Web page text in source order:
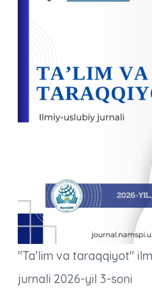
"Ta'lim va taraqqiyot"
jurnali 2026-yil 3-soni